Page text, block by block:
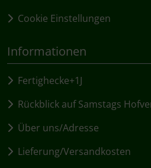
Cookie Einstellungen
Informationen
Fertighecke+1J
Rückblick auf Samstags
Über uns/Adresse
Lieferung/Versandkosten